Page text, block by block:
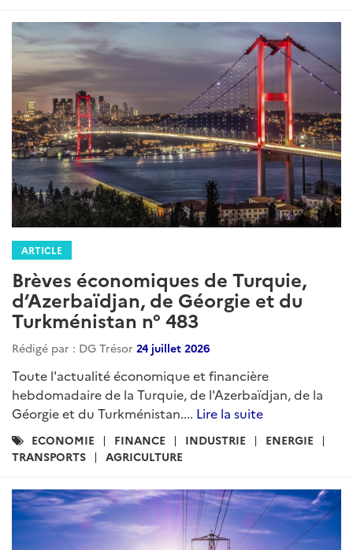
ARTICLE
Brèves économiques de Turquie,
d’Azerbaïdjan, de Géorgie et du
Turkménistan n° 483
Rédigé par : DG Trésor 24 juillet 2026
Toute l'actualité économique et financière
hebdomadaire de la Turquie, de l'Azerbaïdjan, de la
Géorgie et du Turkménistan.... Lire la suite
Catégories
:
ECONOMIE FINANCE INDUSTRIE
ENERGIE
TRANSPORTS
AGRICULTURE